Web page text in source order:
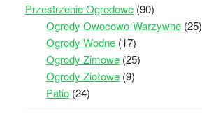
Przestrzenie Ogrodowe(90)
Ogrody Owocowo-Warzywne(25)
Ogrody Wodne(17)
Ogrody Zimowe(25)
Ogrody Ziołowe(9)
Patio(24)